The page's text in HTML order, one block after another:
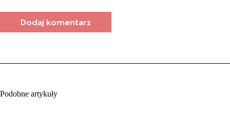
Dodaj komentarz
Podobne artykuły